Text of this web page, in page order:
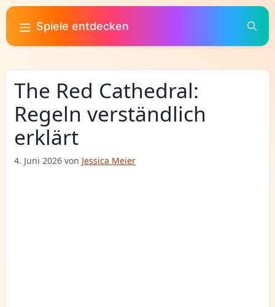
Zum
Inhalt
springen
Spiele entdecken
The Red Cathedral:
Regeln verständlich
erklärt
4. Juni 2026 von Jessica Meier